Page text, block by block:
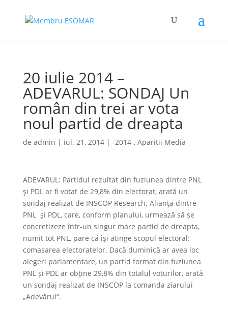
20 iulie 2014 –
ADEVARUL: SONDAJ Un
român din trei ar vota
noul partid de dreapta
de admin | iul. 21, 2014| -2014-, Aparitii Media
ADEVARUL: Partidul rezultat din fuziunea dintre PNL
şi PDL ar fi votat de 29,8% din electorat, arată un
sondaj realizat de INSCOP Research. Alianţa dintre
PNL şi PDL, care, conform planului, urmează să se
concretizeze într-un singur mare partid de dreapta,
numit tot PNL, pare că îşi atinge scopul electoral:
comasarea electoratelor. Dacă duminică ar avea loc
alegeri parlamentare, un partid format din fuziunea
PNL şi PDL ar obţine 29,8% din totalul voturilor, arată
un sondaj realizat de INSCOP la comanda ziarului
„Adevărul“.